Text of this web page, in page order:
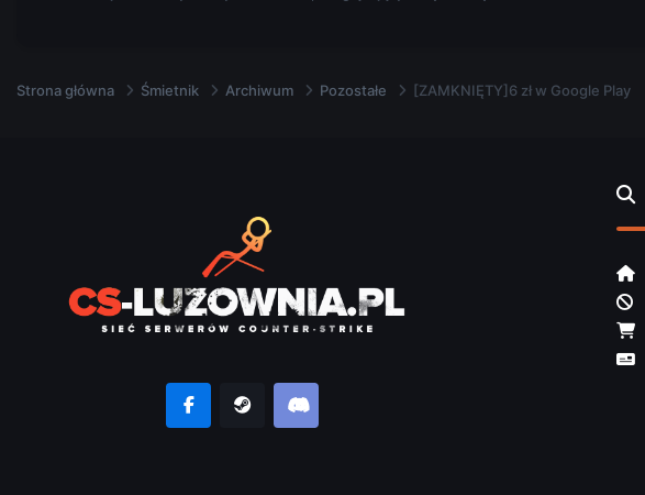
Strona główna Śmietnik Archiwum Pozostałe [ZAMKNIĘTY]6 zł w Google Play